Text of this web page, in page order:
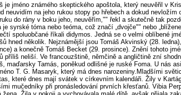
je jméno známého skeptického apoštola, který neuvěřil v
neuvidím na jeho rukou stopy po hřebech a dokud
do rány v boku jeho, neuvěřím,"" řekl a sku­tečně tak
je syrské tóma nebo teóma, což značí „dvojče"" nebo
spoluobčané ří­kali didymos. Jedná se o velmi oblíbené
hned několik. Nejznámější jsou Tomáš Akvinský (28.
a konečně Tomáš Becket (29. prosince). Znění tohoto
příliš neliší. Ve francouzštině, němčině a ang­ličtině zní
maďarsky Tamás, poněkud odliš­né je ruské Foma. U nás
T. G. Masaryk, kte­rý má dnes narozeniny.Mladšími
které dnes mají svátek v církevním kalendáři. Žily v
mučedníky při pronásledování prvních křesťanů. Vibia